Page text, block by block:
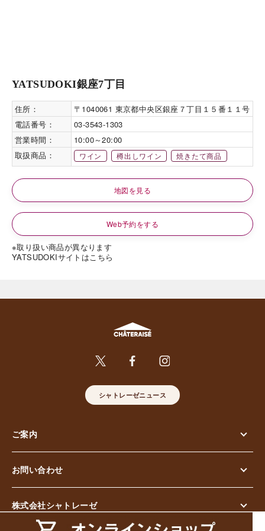
YATSUDOKI銀座7丁目
住所：
〒1040061 東京都中央区銀座７丁目１５番１１号
電話番号：
03-3543-1303
営業時間：
10:00～20:00
取扱商品：
ワイン 樽出しワイン 焼きたて商品
地図を見る
Web予約をする
※取り扱い商品が異なります
YATSUDOKIサイトはこちら
シャトレーゼニュース
ご案内
お問い合わせ
株式会社シャトレーゼ